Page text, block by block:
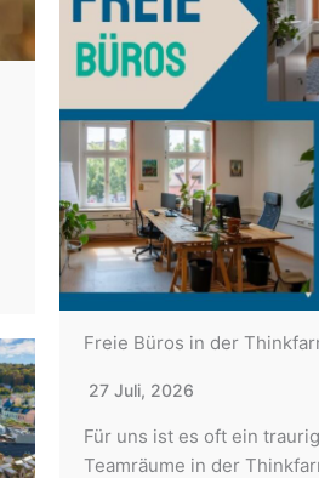
Freie Büros in der
27 Juli, 2026
Für uns ist es oft ein
Teamräume in der